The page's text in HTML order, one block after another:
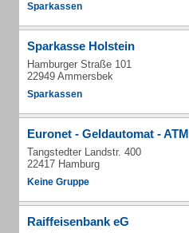
Sparkassen
Sparkasse Holstein
Hamburger Straße 101
22949 Ammersbek
Sparkassen
Euronet - Geldautomat - ATM
Tangstedter Landstr. 400
22417 Hamburg
Keine Gruppe
Raiffeisenbank eG